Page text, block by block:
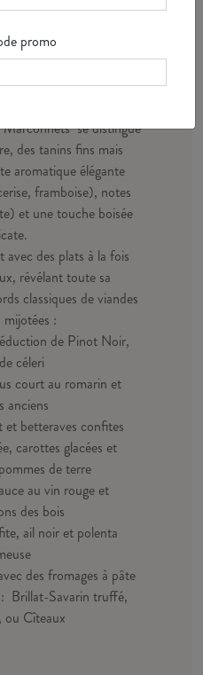
& vins
se distingue
des tanins fins mais
aromatique élégante
framboise), notes
et une touche boisée
avec des plats à la fois
révélant toute sa
classiques de viandes
:
de Pinot Noir,
céleri
court au romarin et
anciens
betteraves confites
carottes glacées et
de terre
au vin rouge et
des bois
ail noir et polenta
des fromages à pâte
Brillat-Savarin truffé,
ou Cîteaux
promo